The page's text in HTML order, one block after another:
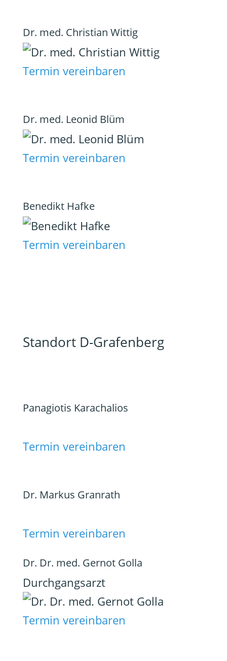
Dr. med. Christian Wittig
Termin vereinbaren
Dr. med. Leonid Blüm
Termin vereinbaren
Benedikt Hafke
Termin vereinbaren
Standort D-Grafenberg
Panagiotis Karachalios
Termin vereinbaren
Dr. Markus Granrath
Termin vereinbaren
Dr. Dr. med. Gernot Golla
Durchgangsarzt
Termin vereinbaren